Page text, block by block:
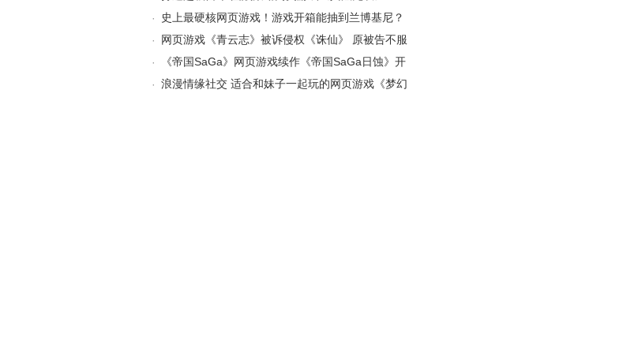
·
史上最硬核网页游戏！游戏开箱能抽到兰博基尼？
·
网页游戏《青云志》被诉侵权《诛仙》 原被告不服
一审均上诉
·
《帝国SaGa》网页游戏续作《帝国SaGa日蚀》开
预注册
· 浪漫情缘社交 适合和妹子一起玩的网页游戏《梦幻